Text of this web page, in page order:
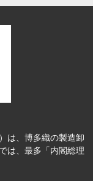
は、博多織の製造卸
は、最多「内閣総理